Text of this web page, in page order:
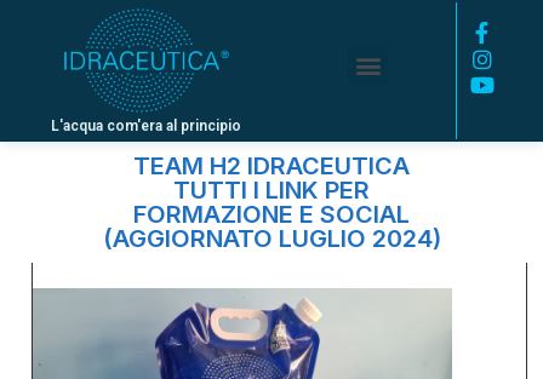
L'acqua com'era al principio
TEAM H2 IDRACEUTICA
TUTTI I LINK PER
FORMAZIONE E SOCIAL
(AGGIORNATO LUGLIO 2024)